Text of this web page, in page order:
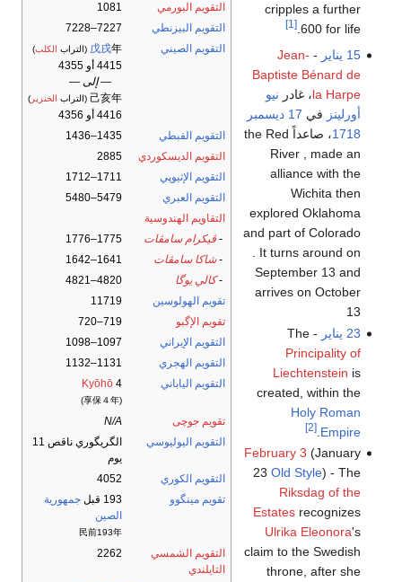
التقويم البورمي
1081
التقويم البيزنطي
7227–7228
التقويم الصيني
戊戌年 (التراب الكلب)
4415 أو 4355
— إلى —
己亥年 (التراب الخنزير )
4416 أو 4356
التقويم القبطي
1435–1436
التقويم الديسكوردي
2885
التقويم الإثيوپي
1711–1712
التقويم العبري
5479–5480
التقاويم الهندوسية
- ڤيكرام سامڤات
1775–1776
-شاكا سامڤات
1641–1642
-كالي يوگا
4820–4821
تقويم الهولوسين
11719
تقويم الإگبو
719–720
التقويم الإيراني
1097–1098
التقويم الهجري
1131–1132
التقويم الياباني
Kyōhō 4
(享保４年)
تقويم جوچى
N/A
التقويم اليوليوسي
الگريگوري ناقص 11
يوم
التقويم الكوري
4052
تقويم مينگوو
193 قبل
جمهورية
الصين
民前193年
التقويم الشمسي
التايلندي
2262
cripples a further
600 for life.
[1]
15 يناير -
Jean-
Baptiste Bénard de
la Harpe، غادر نيو
أورلينز في 17 ديسمبر
1718
، صاعداً the Red
River , made an
alliance with the
Wichita then
explored Oklahoma
and part of Colorado
. It turns around on
September 13 and
arrives on October
13
23 يناير
- The
Principality of
Liechtenstein is
created, within the
Holy Roman
Empire
.
[2]
February 3 (January
23 Old Style) - The
Riksdag of the
Estatesrecognizes
Ulrika Eleonora's
claim to the Swedish
throne, after she